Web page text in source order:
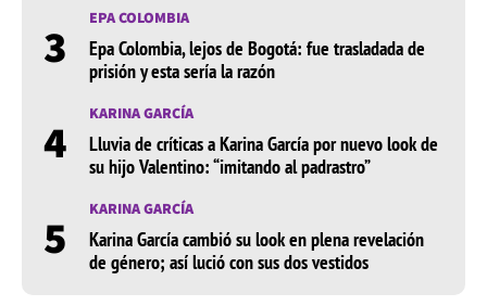
3 EPA COLOMBIA
Epa Colombia, lejos de Bogotá: fue trasladada de
prisión y esta sería la razón
4 KARINA GARCÍA
Lluvia de críticas a Karina García por nuevo look de
su hijo Valentino: “imitando al padrastro”
5 KARINA GARCÍA
Karina García cambió su look en plena revelación
de género; así lució con sus dos vestidos